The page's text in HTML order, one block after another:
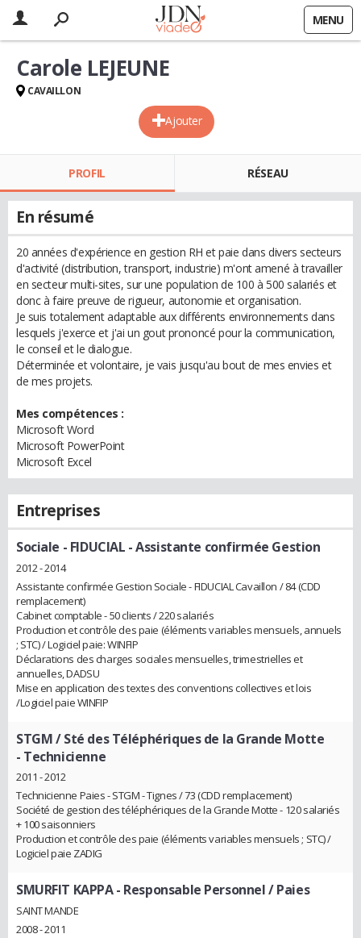
MENU
Ajouter
Carole LEJEUNE
CAVAILLON
PROFIL RÉSEAU
En résumé
20 années d'expérience en gestion RH et paie dans divers secteurs
d'activité (distribution, transport, industrie) m'ont amené à travailler
en secteur multi-sites, sur une population de 100 à 500 salariés et
donc à faire preuve de rigueur, autonomie et organisation.
Je suis totalement adaptable aux différents environnements dans
lesquels j'exerce et j'ai un gout prononcé pour la communication,
le conseil et le dialogue.
Déterminée et volontaire, je vais jusqu'au bout de mes envies et
de mes projets.
Mes compétences :
Microsoft Word
Microsoft PowerPoint
Microsoft Excel
Entreprises
Sociale - FIDUCIAL - Assistante confirmée Gestion
2012 - 2014
Assistante confirmée Gestion Sociale - FIDUCIAL Cavaillon / 84 (CDD
remplacement)
Cabinet comptable - 50 clients / 220 salariés
Production et contrôle des paie (éléments variables mensuels, annuels
; STC) / Logiciel paie: WINFIP
Déclarations des charges sociales mensuelles, trimestrielles et
annuelles, DADSU
Mise en application des textes des conventions collectives et lois
/Logiciel paie WINFIP
STGM / Sté des Téléphériques de la Grande Motte
- Technicienne
2011 - 2012
Technicienne Paies - STGM - Tignes / 73 (CDD remplacement)
Société de gestion des téléphériques de la Grande Motte - 120 salariés
+ 100 saisonniers
Production et contrôle des paie (éléments variables mensuels ; STC) /
Logiciel paie ZADIG
SMURFIT KAPPA- Responsable Personnel / Paies
SAINT MANDE
2008 - 2011